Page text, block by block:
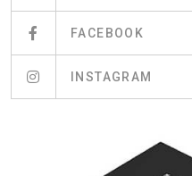
FACEBOOK
INSTAGRAM